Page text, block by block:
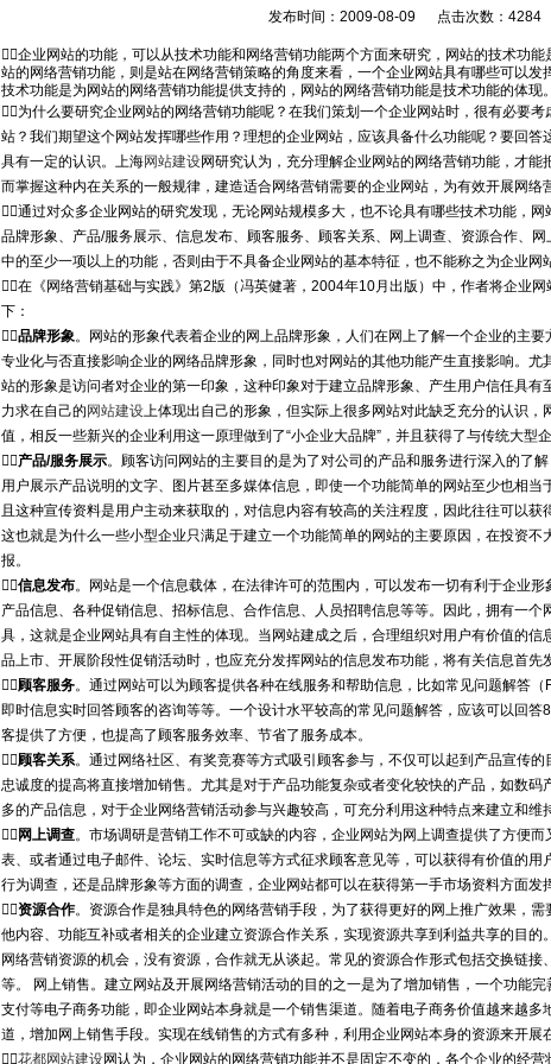
发布时间：2009-08-09 点击次数：4284
企业网站的功能，可以从技术功能和网络营销功能两个方面来研究，网站的技术功
站的网络营销功能，则是站在网络营销策略的角度来看，一个企业网站具有哪些可以发
技术功能是为网站的网络营销功能提供支持的，网站的网络营销功能是技术功能的体现。
为什么要研究企业网站的网络营销功能呢？在我们策划一个企业网站时，很有必要
站？我们期望这个网站发挥哪些作用？理想的企业网站，应该具备什么功能呢？要回
具有一定的认识。 上海网站建设网研究认为，充分理解企业网站的网络营销功能，才能
而掌握这种内在关系的一般规律，建造适合网络营销需要的企业网站，为有效开展网络
通过对众多企业网站的研究发现，无论网站规模多大，也不论具有哪些技术功能，网
品牌形象、产品/服务展示、信息发布、顾客服务、顾客关系、网上调查、资源合作、
中的至少一项以上的功能，否则由于不具备企业网站的基本特征，也不能称之为企业网
在 《网络营销基础与实践》第2版 （冯英健著，2004年10月出版）中，作者将企业
下：
品牌形象。网站的形象代表着企业的网上品牌形象，人们在网上了解一个企业的主要
专业化与否直接影响企业的网络品牌形象，同时也对网站的其他功能产生直接影响。尤
站的形象是访问者对企业的第一印象，这种印象对于建立品牌形象、产生用户信任具
力求在自己的 网站建设上体现出自己的形象，但实际上很多网站对此缺乏充分的认识
值，相反一些新兴的企业利用这一原理做到了“小企业大品牌”，并且获得了与传统大型
产品/服务展示。顾客访问网站的主要目的是为了对公司的产品和服务进行深入的了
用户展示产品说明的文字、图片甚至多媒体信息，即使一个功能简单的网站至少也相
且这种宣传资料是用户主动来获取的，对信息内容有较高的关注程度，因此往往可以获
这也就是为什么一些小型企业只满足于建立一个功能简单的网站的主要原因，在投资不
报。
信息发布。网站是一个信息载体，在法律许可的范围内，可以发布一切有利于企业形
产品信息、各种促销信息、招标信息、合作信息、人员招聘信息等等。因此，拥有一
具，这就是企业网站具有自主性的体现。当网站建成之后，合理组织对用户有价值的
品上市、开展阶段性促销活动时，也应充分发挥网站的信息发布功能，将有关信息首先
顾客服务。通过网站可以为顾客提供各种在线服务和帮助信息，比如常见问题解答
即时信息实时回答顾客的咨询等等。一个设计水平较高的常见问题解答，应该可以回
客提供了方便，也提高了顾客服务效率、节省了服务成本。
顾客关系。通过网络社区、有奖竞赛等方式吸引顾客参与，不仅可以起到产品宣传
忠诚度的提高将直接增加销售。尤其是对于产品功能复杂或者变化较快的产品，如数
多的产品信息，对于企业网络营销活动参与兴趣较高，可充分利用这种特点来建立和维
 网上调查。市场调研是营销工作不可或缺的内容，企业网站为网上调查提供了方便
表、或者通过电子邮件、论坛、实时信息等方式征求顾客意见等，可以获得有价值的
行为调查，还是品牌形象等方面的调查，企业网站都可以在获得第一手市场资料方面发
资源合作。资源合作是独具特色的网络营销手段，为了获得更好的网上推广效果，
他内容、功能互补或者相关的企业建立资源合作关系，实现资源共享到利益共享的目的
网络营销资源的机会，没有资源，合作就无从谈起。常见的资源合作形式包括交换链
等。 网上销售。建立网站及开展网络营销活动的目的之一是为了增加销售，一个功能
支付等电子商务功能，即企业网站本身就是一个销售渠道。随着电子商务价值越来越
道，增加网上销售手段。实现在线销售的方式有多种，利用企业网站本身的资源来开展
花都网站建设网认为，企业网站的网络营销功能并不是固定不变的，各个企业的经营